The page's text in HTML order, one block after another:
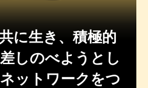
に生き、積極的
しのべようとし
ットワークをつ